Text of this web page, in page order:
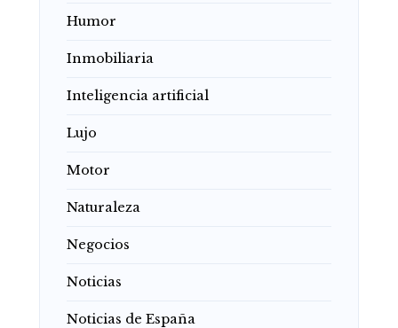
Humor
Inmobiliaria
Inteligencia artificial
Lujo
Motor
Naturaleza
Negocios
Noticias
Noticias de España